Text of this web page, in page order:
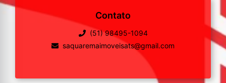
Contato
(51) 98495-1094
saquaremaimoveisats@gmail.com